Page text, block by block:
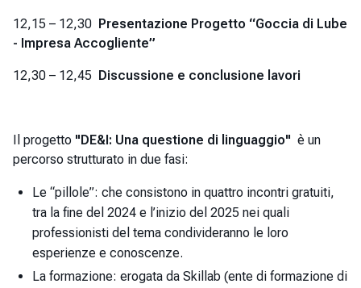
12,15 – 12,30 Presentazione Progetto “Goccia di Lube
- Impresa Accogliente”
12,30 – 12,45 Discussione e conclusione lavori
Il progetto "DE&I: Una questione di linguaggio" è un
percorso strutturato in due fasi:
Le “pillole”: che consistono in quattro incontri gratuiti,
tra la fine del 2024 e l’inizio del 2025 nei quali
professionisti del tema condivideranno le loro
esperienze e conoscenze.
La formazione: erogata da Skillab (ente di formazione di